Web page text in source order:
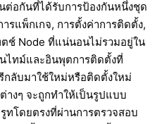
ต่อกันที่ได้รับการป้องกันหนึ่งชุด
รแพ็กเกจ, การตั้งค่าการติดตั้ง,
ช์ Node ที่แน่นอนไม่รวมอยู่ใน
ไทม์และอินพุตการติดตั้งที่
ลับมาใช้ใหม่หรือติดตั้งใหม่
างๆ จะถูกทำให้เป็นรูปแบบ
ทโดยตรงที่ผ่านการตรวจสอบ